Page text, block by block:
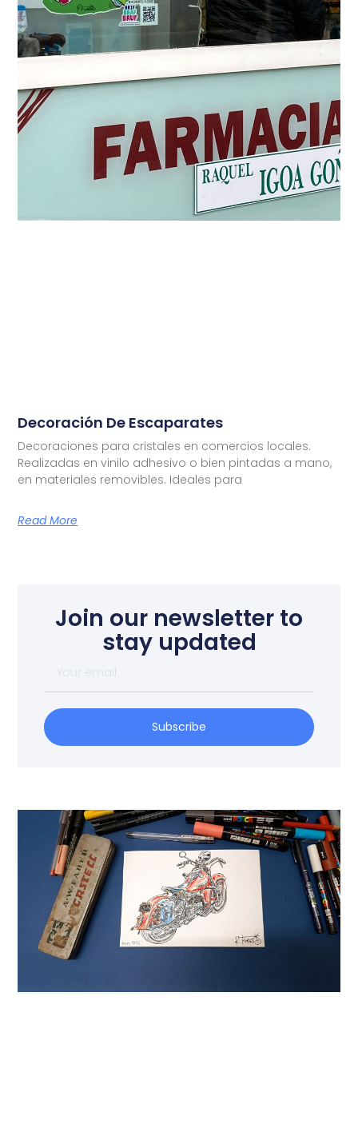
Decoración De Escaparates
Decoraciones para cristales en comercios locales.
Realizadas en vinilo adhesivo o bien pintadas a mano,
en materiales removibles. Ideales para
Read More
Join our newsletter to
stay updated
Subscribe